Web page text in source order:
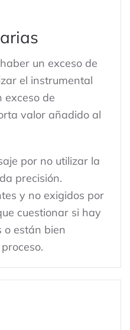
un exceso de
el instrumental
exceso de
valor añadido al
por no utilizar la
precisión.
y no exigidos por
cuestionar si hay
o están bien